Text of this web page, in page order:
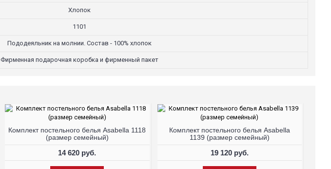
Хлопок
1101
Пододеяльник на молнии. Состав - 100% хлопок
Фирменная подарочная коробка и фирменный пакет
Комплект постельного белья Asabella 1118
(размер семейный)
14 620 руб.
Комплект постельного белья Asabella
1139 (размер семейный)
19 120 руб.